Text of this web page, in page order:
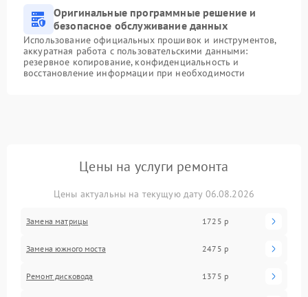
Оригинальные программные решение и
безопасное обслуживание данных
Использование официальных прошивок и инструментов,
аккуратная работа с пользовательскими данными:
резервное копирование, конфиденциальность и
восстановление информации при необходимости
Цены на услуги ремонта
Цены актуальны на текущую дату 06.08.2026
Замена матрицы 1725 р
Замена южного моста 2475 р
Ремонт дисковода 1375 р